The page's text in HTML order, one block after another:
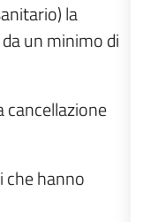
la
un minimo di
cancellazione
che hanno